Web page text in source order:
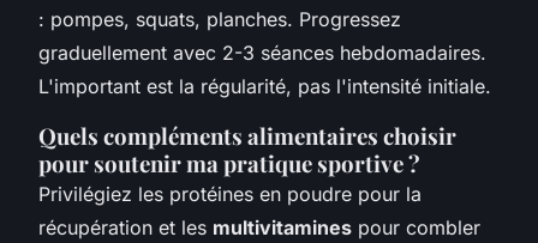
: pompes, squats, planches. Progressez
graduellement avec 2-3 séances hebdomadaires.
L'important est la régularité, pas l'intensité initiale.
Quels compléments alimentaires choisir
pour soutenir ma pratique sportive ?
Privilégiez les protéines en poudre pour la
récupération et les multivitamines pour combler